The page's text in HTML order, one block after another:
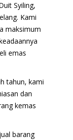
Syiling,
Kami
maksimum
emas
tahun, kami
dan
kemas
barang